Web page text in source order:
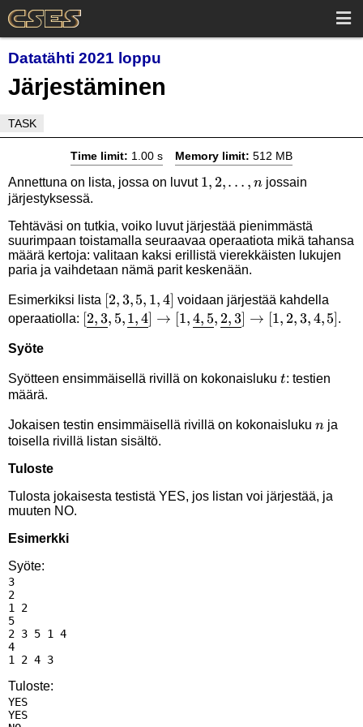
Datatähti 2021 loppu
Järjestäminen
TASK
Time limit: 1.00 s Memory limit: 512 MB
Annettuna on lista, jossa on luvut 1,2,\dots,n
1, 2,… , n jossain
järjestyksessä.
Tehtäväsi on tutkia, voiko luvut järjestää pienimmästä
suurimpaan toistamalla seuraavaa operaatiota mikä tahansa
määrä kertoja: valitaan kaksi erillistä vierekkäisten lukujen
paria ja vaihdetaan nämä parit keskenään.
Esimerkiksi lista [2,3,5,1,4]
[2,3,5, 1, 4] voidaan järjestää kahdella
operaatiolla: [\underline{2,3},5,\underline{1,4}]
\rightarrow [1,2,3,4,5]
[2,3, 5,1, 4] → [1,4, 5, 2,3] → [1, 2,3,4,5] .
Syöte
Syötteen ensimmäisellä rivillä on kokonaisluku t
t: testien
määrä.
Jokaisen testin ensimmäisellä rivillä on kokonaisluku n
nja
toisella rivillä listan sisältö.
Tuloste
Tulosta jokaisesta testistä YES, jos listan voi järjestää, ja
muuten NO.
Esimerkki
Syöte:
3
2
1 2
5
2 3 5 1 4
4
1 2 4 3
Tuloste:
YES
YES